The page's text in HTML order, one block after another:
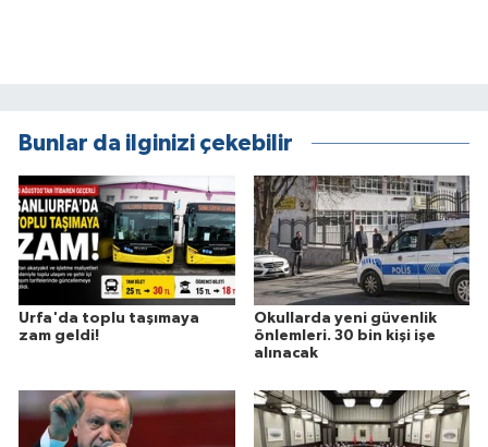
Bunlar da ilginizi çekebilir
Urfa'da toplu taşımaya
zam geldi!
Okullarda yeni güvenlik
önlemleri. 30 bin kişi işe
alınacak